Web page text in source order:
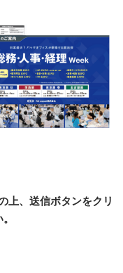
上、送信ボタンをクリ